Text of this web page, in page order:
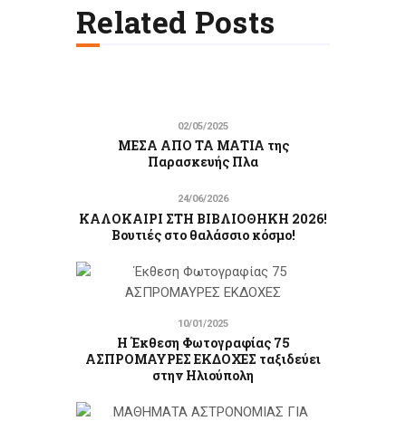
Related Posts
02/05/2025
ΜΕΣΑ ΑΠΟ ΤΑ ΜΑΤΙΑ της
Παρασκευής Πλα
24/06/2026
ΚΑΛΟΚΑΙΡΙ ΣΤΗ ΒΙΒΛΙΟΘΗΚΗ 2026!
Βουτιές στο θαλάσσιο κόσμο!
10/01/2025
Η Έκθεση Φωτογραφίας 75
ΑΣΠΡΟΜΑΥΡΕΣ ΕΚΔΟΧΕΣ ταξιδεύει
στην Ηλιούπολη